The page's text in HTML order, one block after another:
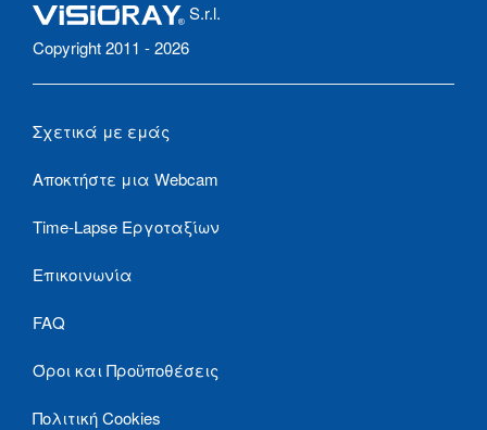
S.r.l.
Copyright 2011 - 2026
Σχετικά με εμάς
Αποκτήστε μια Webcam
Time-Lapse Εργοταξίων
Επικοινωνία
FAQ
Όροι και Προϋποθέσεις
Πολιτική Cookies